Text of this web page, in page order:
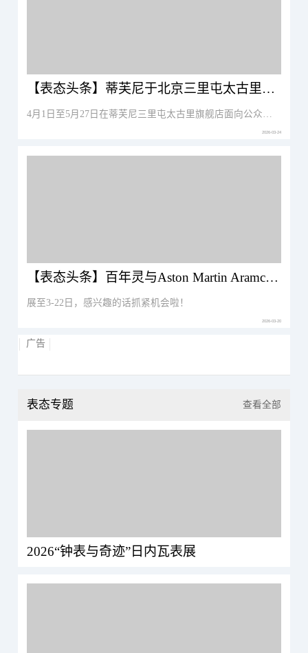
【表态头条】蒂芙尼于北京三里屯太古里旗舰店呈现“鸟语花香：蒂芙尼古董珍藏”限时赏鉴
4月1日至5月27日在蒂芙尼三里屯太古里旗舰店面向公众开放。
2026-03-24
【表态头条】百年灵与Aston Martin Aramco Formula One™ Team“驭时赛道”限时概念空间登陆上海新世界新丸中心
展至3-22日，感兴趣的话抓紧机会啦！
2026-03-20
广告
表态专题 查看全部
2026“钟表与奇迹”日内瓦表展